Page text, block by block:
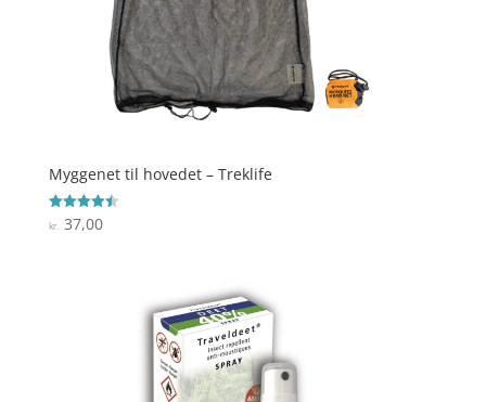
Myggenet til hovedet – Treklife
Vurderet
4.5
kr.37,00